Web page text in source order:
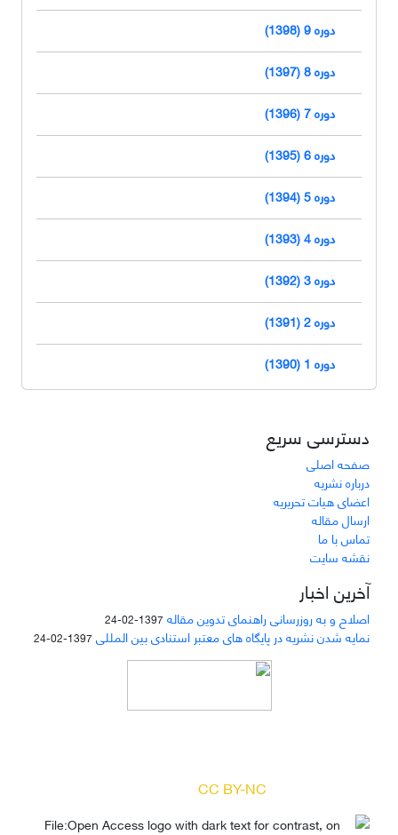
دوره 9 (1398)
دوره 8 (1397)
دوره 7 (1396)
دوره 6 (1395)
دوره 5 (1394)
دوره 4 (1393)
دوره 3 (1392)
دوره 2 (1391)
دوره 1 (1390)
دسترسی سریع
صفحه اصلی
درباره نشریه
اعضای هیات تحریریه
ارسال مقاله
تماس با ما
نقشه سایت
آخرین اخبار
اصلاح و به روزرسانی راهنمای تدوین مقاله 1397-02-24
نمایه شدن نشریه در پایگاه های معتبر استنادی بین المللی 1397-02-24
CC BY-NC